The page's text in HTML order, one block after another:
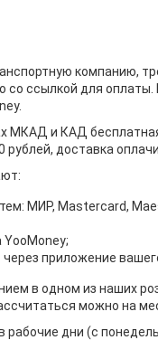
компанию,
со ссылкой для
МКАД и КАД
рублей, доставка
МИР, Mastercard,
приложение
в одном из наших
можно на
рабочие дни (с